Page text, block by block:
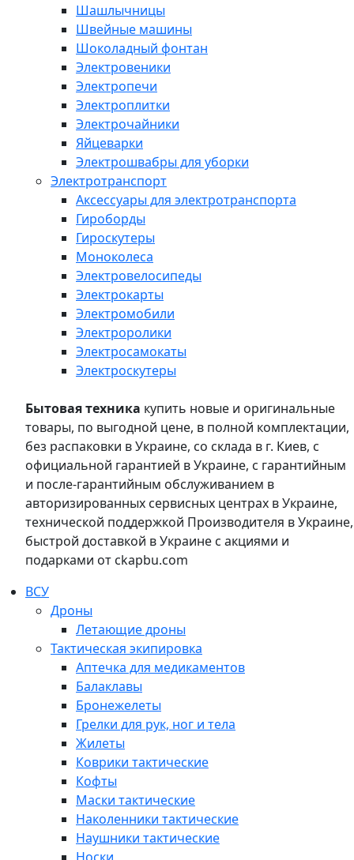
Шашлычницы
Швейные машины
Шоколадный фонтан
Электровеники
Электропечи
Электроплитки
Электрочайники
Яйцеварки
Электрошвабры для уборки
Электротранспорт
Аксессуары для электротранспорта
Гироборды
Гироскутеры
Моноколеса
Электровелосипеды
Электрокарты
Электромобили
Электроролики
Электросамокаты
Электроскутеры
Бытовая техника купить новые и оригинальные
товары, по выгодной цене, в полной комплектации,
без распаковки в Украине, со склада в г. Киев, с
официальной гарантией в Украине, с гарантийным
и после-гарантийным обслуживанием в
авторизированных сервисных центрах в Украине,
технической поддержкой Производителя в Украине,
быстрой доставкой в Украине с акциями и
подарками от ckapbu.com
ВСУ
Дроны
Летающие дроны
Тактическая экипировка
Аптечка для медикаментов
Балаклавы
Бронежелеты
Грелки для рук, ног и тела
Жилеты
Коврики тактические
Кофты
Маски тактические
Наколенники тактические
Наушники тактические